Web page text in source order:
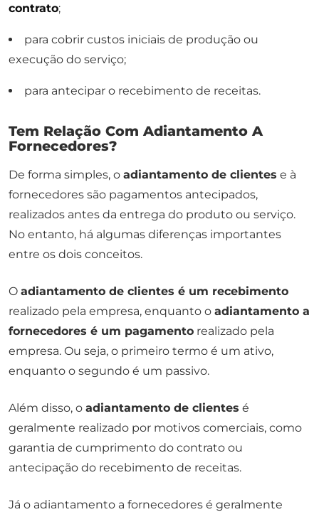
contrato;
para cobrir custos iniciais de produção ou
execução do serviço;
para antecipar o recebimento de receitas.
Tem Relação Com Adiantamento A
Fornecedores?
De forma simples, o adiantamento de clientes e à
fornecedores são pagamentos antecipados,
realizados antes da entrega do produto ou serviço.
No entanto, há algumas diferenças importantes
entre os dois conceitos.
O adiantamento de clientes é um recebimento
realizado pela empresa, enquanto o adiantamento a
fornecedores é um pagamento realizado pela
empresa. Ou seja, o primeiro termo é um ativo,
enquanto o segundo é um passivo.
Além disso, o adiantamento de clientes é
geralmente realizado por motivos comerciais, como
garantia de cumprimento do contrato ou
antecipação do recebimento de receitas.
Já o adiantamento a fornecedores é geralmente